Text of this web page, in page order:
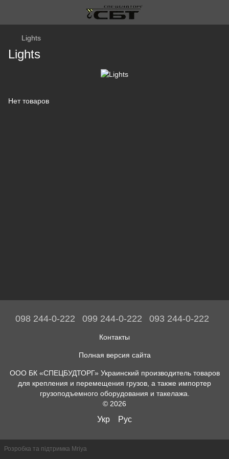
Lights
Lights
Нет товаров
098 244-0-222 099 244-0-222 093 244-0-222
Контакты
Полная версия сайта
ООО БК «СПЕЦБУДТОРГ» Украинский производитель товаров
для крепления и перемещения грузов, а также импортер
грузоподъемного оборудования и такелажа.
© 2026
Укр Рус
Розробка та підтримка Mriya